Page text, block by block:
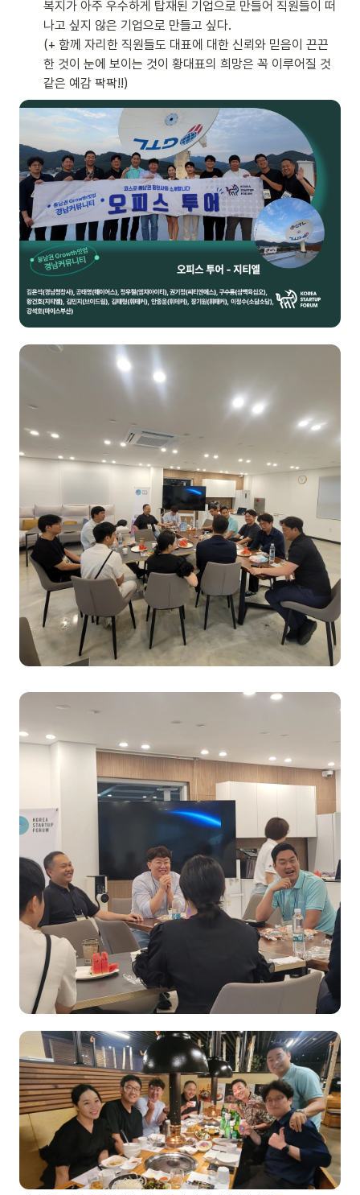
복지가 아주 우수하게 탑재된 기업으로 만들어 직원들이 떠
나고 싶지 않은 기업으로 만들고 싶다.
(+ 함께 자리한 직원들도 대표에 대한 신뢰와 믿음이 끈끈
한 것이 눈에 보이는 것이 황대표의 희망은 꼭 이루어질 것
같은 예감 팍팍!!)